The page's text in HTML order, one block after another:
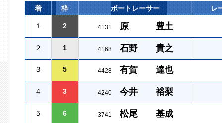
着 枠 ボートレーサー レ
１ 2 4131 原 豊土
２ 1 4168 石野 貴之
３ 5 4428 有賀 達也
４ 3 4240 今井 裕梨
５ 6 3741 松尾 基成